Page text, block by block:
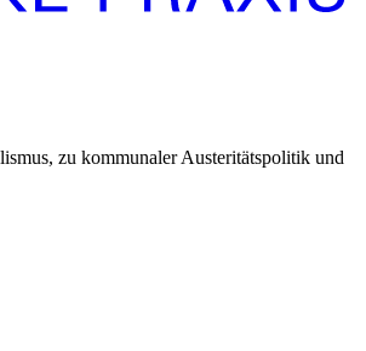
zu kommunaler Austeritätspolitik und